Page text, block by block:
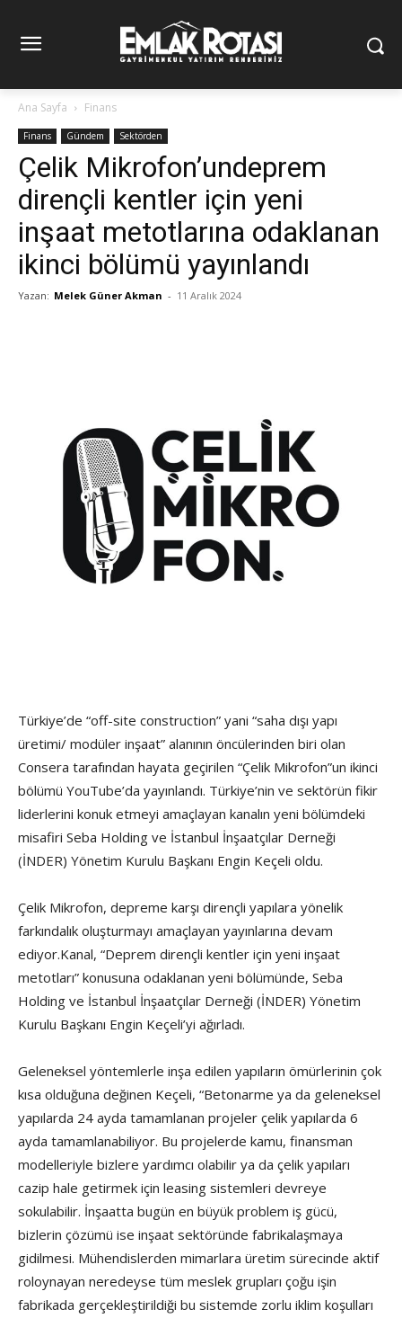
Ana Sayfa Finans
Finans Gündem Sektörden
Çelik Mikrofon’undeprem
dirençli kentler için yeni
inşaat metotlarına odaklanan
ikinci bölümü yayınlandı
Yazan: Melek Güner Akman - 11 Aralık 2024
Türkiye’de “off-site construction” yani “saha dışı yapı
üretimi/ modüler inşaat” alanının öncülerinden biri olan
Consera tarafından hayata geçirilen “Çelik Mikrofon”un ikinci
bölümü YouTube’da yayınlandı. Türkiye’nin ve sektörün fikir
liderlerini konuk etmeyi amaçlayan kanalın yeni bölümdeki
misafiri Seba Holding ve İstanbul İnşaatçılar Derneği
(İNDER) Yönetim Kurulu Başkanı Engin Keçeli oldu.
Çelik Mikrofon, depreme karşı dirençli yapılara yönelik
farkındalık oluşturmayı amaçlayan yayınlarına devam
ediyor.Kanal, “Deprem dirençli kentler için yeni inşaat
metotları” konusuna odaklanan yeni bölümünde, Seba
Holding ve İstanbul İnşaatçılar Derneği (İNDER) Yönetim
Kurulu Başkanı Engin Keçeli’yi ağırladı.
Geleneksel yöntemlerle inşa edilen yapıların ömürlerinin çok
kısa olduğuna değinen Keçeli, “Betonarme ya da geleneksel
yapılarda 24 ayda tamamlanan projeler çelik yapılarda 6
ayda tamamlanabiliyor. Bu projelerde kamu, finansman
modelleriyle bizlere yardımcı olabilir ya da çelik yapıları
cazip hale getirmek için leasing sistemleri devreye
sokulabilir. İnşaatta bugün en büyük problem iş gücü,
bizlerin çözümü ise inşaat sektöründe fabrikalaşmaya
gidilmesi. Mühendislerden mimarlara üretim sürecinde aktif
roloynayan neredeyse tüm meslek grupları çoğu işin
fabrikada gerçekleştirildiği bu sistemde zorlu iklim koşulları